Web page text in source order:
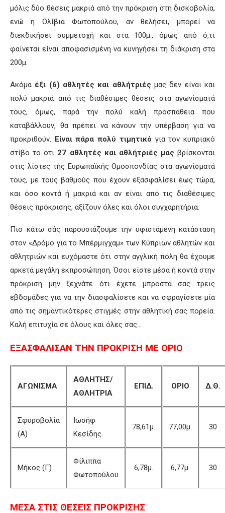
μόλις δύο θέσεις μακριά από την πρόκριση στη δισκοβολία,
ενώ η Ολίβια Φωτοπούλου, αν θελήσει, μπορεί να
διεκδικήσει συμμετοχή και στα 100μ., όμως από ό,τι
φαίνεται είναι αποφασισμένη να κυνηγήσει τη διάκριση στα
200μ.
Ακόμα έξι (6) αθλητές και αθλήτριές μας δεν είναι και
πολύ μακριά από τις διαθέσιμες θέσεις στα αγωνίσματά
τους, όμως, παρά την πολύ καλή προσπάθεια που
καταβάλλουν, θα πρέπει να κάνουν την υπέρβαση για να
προκριθούν. Είναι πάρα πολύ τιμητικό για τον κυπριακό
στίβο το ότι 27 αθλητές και αθλήτριές μας βρίσκονται
στις λίστες τής Ευρωπαϊκής Ομοσπονδίας στα αγωνίσματά
τους, με τους βαθμούς που έχουν εξασφαλίσει έως τώρα,
και όσο κοντά ή μακριά και αν είναι από τις διαθέσιμες
θέσεις πρόκρισης, αξίζουν όλες και όλοι συγχαρητήρια.
Πιο κάτω σάς παρουσιάζουμε την υφιστάμενη κατάσταση
στον «Δρόμο για το Μπέρμιγχαμ» των Κύπριων αθλητών και
αθλητριών και ευχόμαστε ότι στην αγγλική πόλη θα έχουμε
αρκετά μεγάλη εκπροσώπηση. Όσοι είστε μέσα ή κοντά στην
πρόκριση μην ξεχνάτε ότι έχετε μπροστά σας τρεις
εβδομάδες για να την διασφαλίσετε και να σφραγίσετε μία
από τις σημαντικότερες στιγμές στην αθλητική σας πορεία.
Καλή επιτυχία σε όλους και όλες σας…
ΕΞΑΣΦΑΛΙΣΑΝ ΤΗΝ ΠΡΟΚΡΙΣΗ ΜΕ ΟΡΙΟ
ΑΓΩΝΙΣΜΑ
ΑΘΛΗΤΗΣ/
ΑΘΛΗΤΡΙΑ
ΕΠΙΔ. ΟΡΙΟ Δ.Θ.
Σφυροβολία
(Α)
Ιωσήφ
Κεσίδης
78,61μ. 77,00μ. 30
Μήκος (Γ)
Φίλιππα
Φωτοπούλου
6,78μ. 6,77μ. 30
ΜΕΣΑ ΣΤΙΣ ΘΕΣΕΙΣ ΠΡΟΚΡΙΣΗΣ